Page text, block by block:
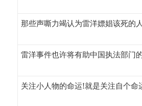
那些声嘶力竭认为雷洋嫖娼该死的
雷洋事件也许将有助中国执法部门
关注小人物的命运!就是关注自个